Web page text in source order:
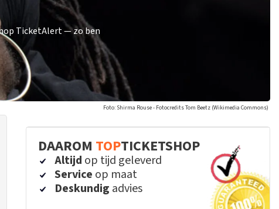
TicketAlert — zo ben
Foto: Shirma Rouse - Fotocredits Tom Beetz (Wikimedia Commons)
DAAROM TOPTICKETSHOP
Altijd op tijd geleverd
Service op maat
Deskundig advies